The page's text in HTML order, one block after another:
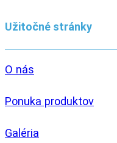
Užitočné stránky
O nás
Ponuka produktov
Galéria